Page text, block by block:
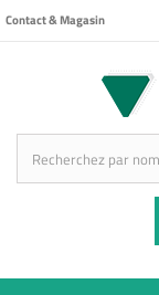
Contact & Magasin